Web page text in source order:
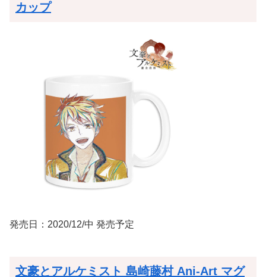
カップ
発売日：2020/12/中 発売予定
文豪とアルケミスト 島崎藤村 Ani-Art マグ